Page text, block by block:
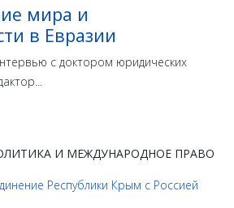
мира и
в Евразии
с доктором юридических
И МЕЖДУНАРОДНОЕ ПРАВО